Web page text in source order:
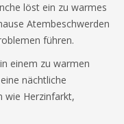
löst ein zu warmes
Atembeschwerden
führen.
einem zu warmen
nächtliche
wie Herzinfarkt,